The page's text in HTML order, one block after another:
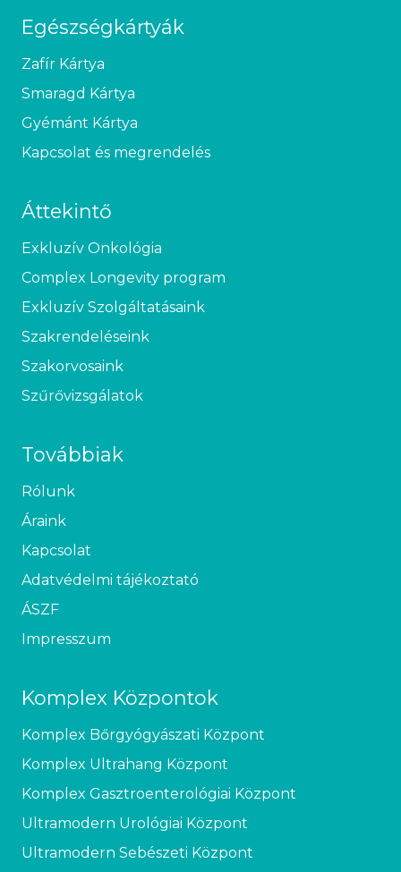
Egészségkártyák
Zafír Kártya
Smaragd Kártya
Gyémánt Kártya
Kapcsolat és megrendelés
Áttekintő
Exkluzív Onkológia
Complex Longevity program
Exkluzív Szolgáltatásaink
Szakrendeléseink
Szakorvosaink
Szűrővizsgálatok
Továbbiak
Rólunk
Áraink
Kapcsolat
Adatvédelmi tájékoztató
ÁSZF
Impresszum
Komplex Központok
Komplex Bőrgyógyászati Központ
Komplex Ultrahang Központ
Komplex Gasztroenterológiai Központ
Ultramodern Urológiai Központ
Ultramodern Sebészeti Központ